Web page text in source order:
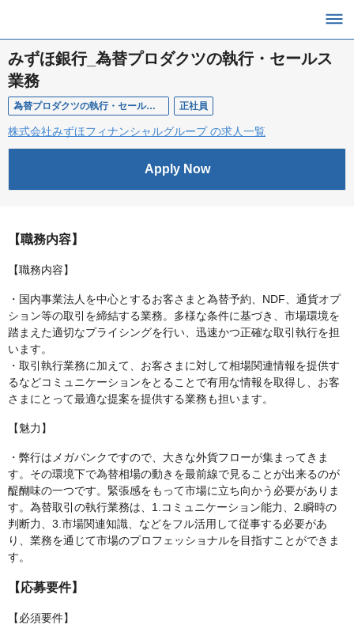
みずほ銀行_為替プロダクツの執行・セールス
業務
為替プロダクツの執行・セールス業務 正社員
株式会社みずほフィナンシャルグループ の求人一覧
Apply Now
【職務内容】
【職務内容】
・国内事業法人を中心とするお客さまと為替予約、NDF、通貨オプ
ション等の取引を締結する業務。多様な条件に基づき、市場環境を
踏まえた適切なプライシングを行い、迅速かつ正確な取引執行を担
います。
・取引執行業務に加えて、お客さまに対して相場関連情報を提供す
るなどコミュニケーションをとることで有用な情報を取得し、お客
さまにとって最適な提案を提供する業務も担います。
【魅力】
・弊行はメガバンクですので、大きな外貨フローが集まってきま
す。その環境下で為替相場の動きを最前線で見ることが出来るのが
醍醐味の一つです。緊張感をもって市場に立ち向かう必要がありま
す。為替取引の執行業務は、1.コミュニケーション能力、2.瞬時の
判断力、3.市場関連知識、などをフル活用して従事する必要があ
り、業務を通じて市場のプロフェッショナルを目指すことができま
す。
【応募要件】
【必須要件】